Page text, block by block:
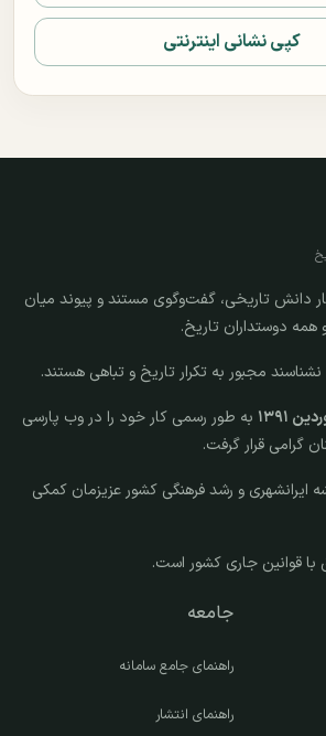
کپی نشانی اینترنتی
دانش تاریخی، گفت‌وگوی مستند و پیوند میان
دوستداران تاریخ.
مجبور به تکرار تاریخ و تباهی هستند.
به طور رسمی کار خود را در وب پارسی
گرامی قرار گرفت.
ایرانشهری و رشد فرهنگی کشور عزیزمان کمکی
قوانین جاری کشور است.
جامعه
راهنمای جامع سامانه
راهنمای انتشار